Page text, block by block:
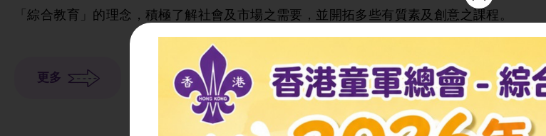
「綜合教育」的理念，積極了解社會及市場之需要，並開拓多些有質素及創意之課程。
更多